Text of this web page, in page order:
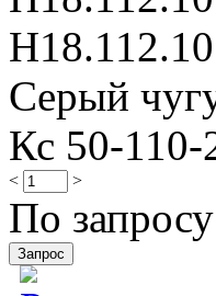
Серый
Кс 50-110-
< >
По запросу